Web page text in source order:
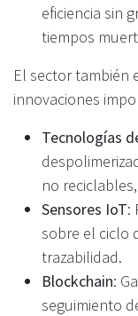
eficiencia sin
tiempos
El sector también
innovaciones
Tecnologías
no
Sensores IoT:
sobre el ciclo
trazabilidad.
Blockchain:
seguimiento